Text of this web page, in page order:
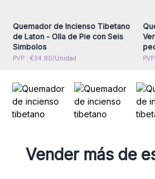
Quemador de Incienso Tibetano
de Laton - Olla de Pie con Seis
Simbolos
PVP : €34.80/Unidad
Vender más de